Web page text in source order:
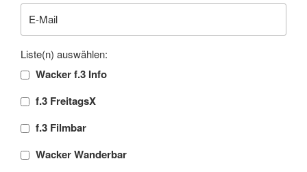
Liste(n) auswählen:
Wacker f.3 Info
f.3 FreitagsX
f.3 Filmbar
Wacker Wanderbar